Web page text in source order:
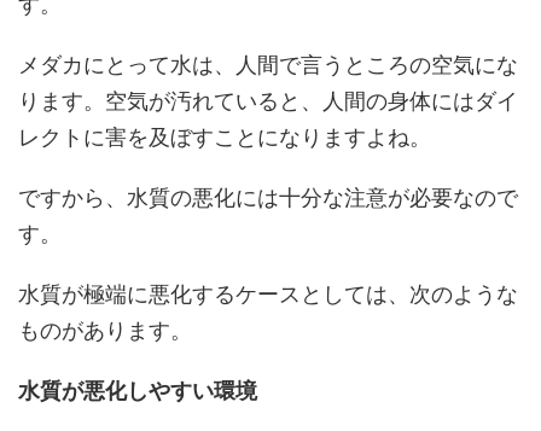
メダカにとって水は、人間で言うところの空気にな
ります。空気が汚れていると、人間の身体にはダイ
レクトに害を及ぼすことになりますよね。
ですから、水質の悪化には十分な注意が必要なので
す。
水質が極端に悪化するケースとしては、次のような
ものがあります。
水質が悪化しやすい環境